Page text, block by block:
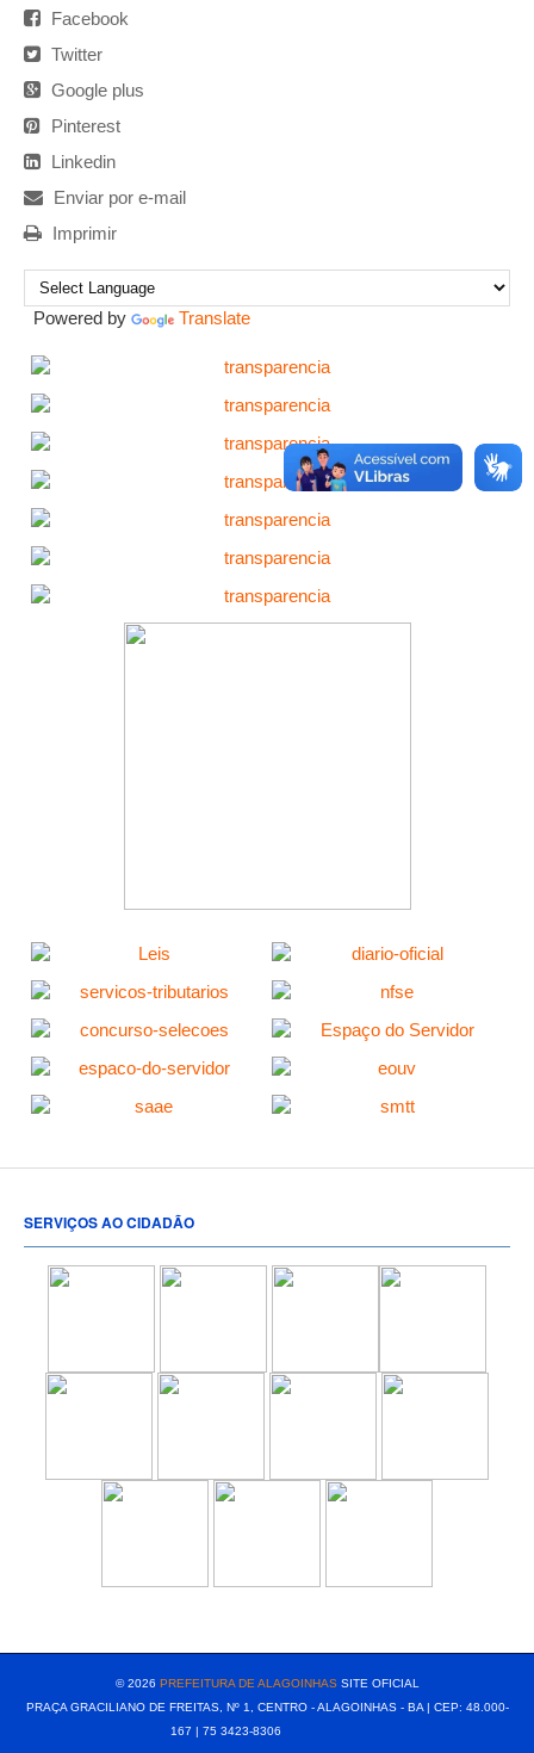
Facebook
Twitter
Google plus
Pinterest
Linkedin
Enviar por e-mail
Imprimir
Powered by Translate
SERVIÇOS AO CIDADÃO
© 2026 PREFEITURA DE ALAGOINHASSITE OFICIAL
PRAÇA GRACILIANO DE FREITAS, Nº 1, CENTRO - ALAGOINHAS - BA | CEP: 48.000-
167 | 75 3423-8306⠀⠀⠀⠀⠀⠀⠀⠀⠀⠀